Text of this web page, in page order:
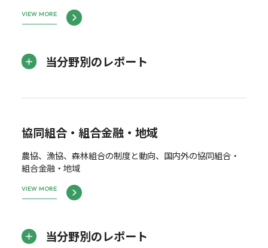
VIEW MORE
当分野別のレポート
協同組合・組合金融・地域
農協、漁協、森林組合の制度と動向、国内外の協同組合・
組合金融・地域
VIEW MORE
当分野別のレポート